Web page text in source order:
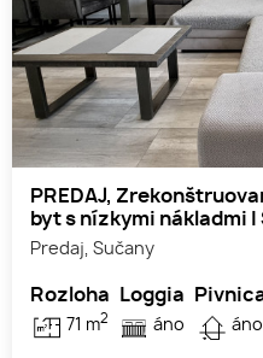
PREDAJ,
byt s nízkymi nákladmi
Predaj, Sučany
Rozloha
71 m2
Loggia
áno áno